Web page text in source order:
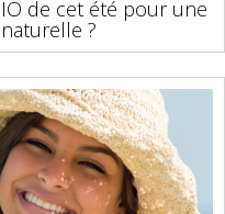
de cet été pour une
?